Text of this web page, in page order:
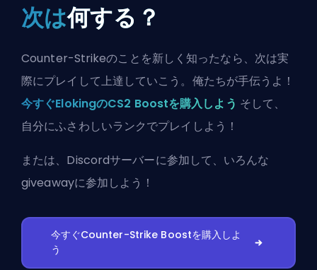
次は何する？
Counter-Strikeのことを新しく知ったなら、次は実
際にプレイして上達していこう。俺たちが手伝うよ！
今すぐElokingのCS2 Boostを購入しよう そして、
自分にふさわしいランクでプレイしよう！
または、 Discordサーバーに参加して、いろんな
giveawayに参加しよう！
今すぐCounter-Strike Boostを購入しよ
う